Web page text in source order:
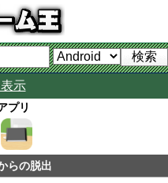
示
プリ
らの脱出